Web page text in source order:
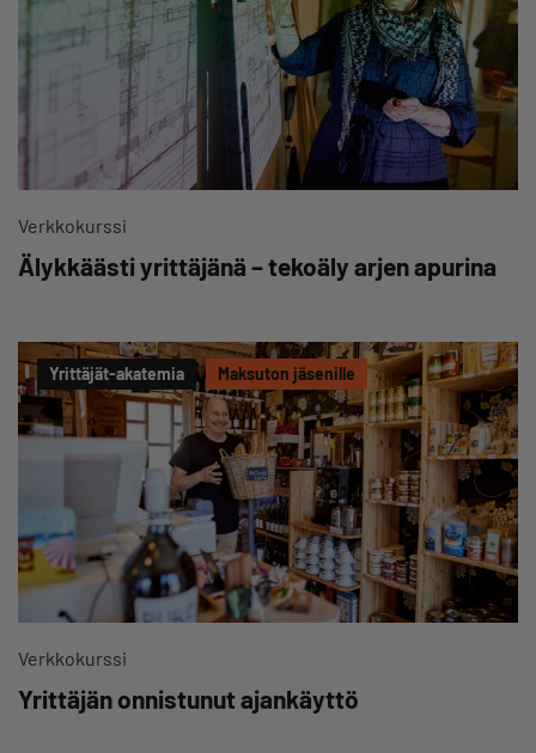
Verkkokurssi
Älykkäästi yrittäjänä – tekoäly arjen apurina
Yrittäjät-akatemia Maksuton jäsenille
Verkkokurssi
Yrittäjän onnistunut ajankäyttö